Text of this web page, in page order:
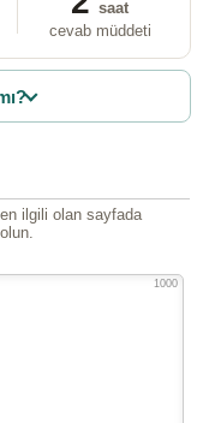
saat
cevab müddeti
ilgili olan sayfada
1000